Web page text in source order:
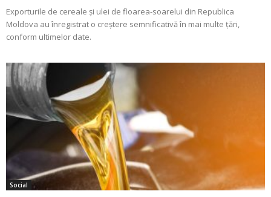
Exporturile de cereale și ulei de floarea-soarelui din Republica
Moldova au înregistrat o creștere semnificativă în mai multe țări,
conform ultimelor date.
Social